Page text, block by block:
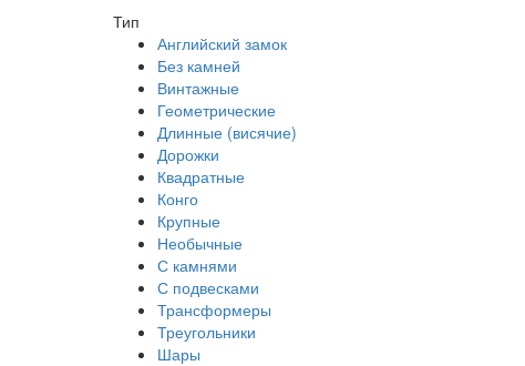
Тип
Английский замок
Без камней
Винтажные
Геометрические
Длинные (висячие)
Дорожки
Квадратные
Конго
Крупные
Необычные
С камнями
С подвесками
Трансформеры
Треугольники
Шары